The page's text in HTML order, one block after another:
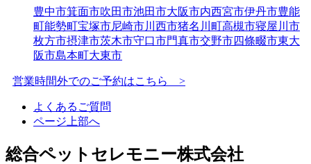
豊中市箕面市吹田市池田市大阪市内西宮市伊丹市豊能
町能勢町宝塚市尼崎市川西市猪名川町高槻市寝屋川市
枚方市摂津市茨木市守口市門真市交野市四條畷市東大
阪市島本町大東市
営業時間外でのご予約はこちら >
よくあるご質問
ページ上部へ
総合ペットセレモニー株式会社